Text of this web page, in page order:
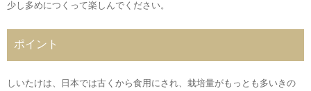
少し多めにつくって楽しんでください。
ポイント
しいたけは、日本では古くから食用にされ、栽培量がもっとも多いきの